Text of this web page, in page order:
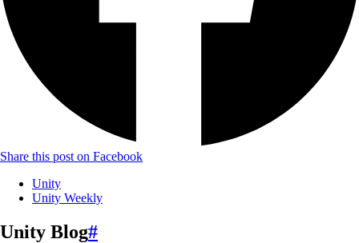
Share this post on Facebook
Unity
Unity Weekly
Unity Blog#